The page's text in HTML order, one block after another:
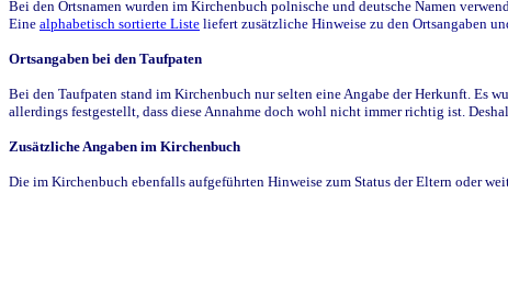
Bei den Ortsnamen wurden im Kirchenbuch polnische und deutsche Namen
Eine alphabetisch sortierte Liste liefert zusätzliche Hinweise zu den Ortsangaben
Ortsangaben bei den Taufpaten
Bei den Taufpaten stand im Kirchenbuch nur selten eine Angabe der Herkunft. Es
allerdings festgestellt, dass diese Annahme doch wohl nicht immer richtig ist.
Zusätzliche Angaben im Kirchenbuch
Die im Kirchenbuch ebenfalls aufgeführten Hinweise zum Status der Eltern oder